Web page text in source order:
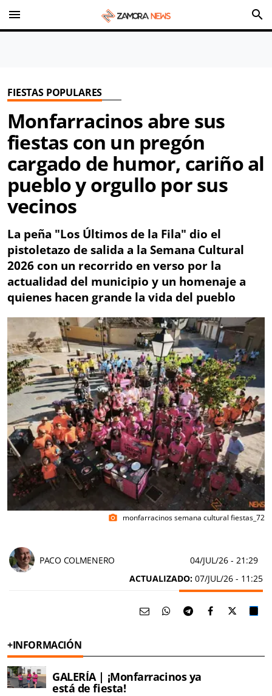
menu search
FIESTAS POPULARES
Monfarracinos abre sus
fiestas con un pregón
cargado de humor, cariño al
pueblo y orgullo por sus
vecinos
La peña "Los Últimos de la Fila" dio el
pistoletazo de salida a la Semana Cultural
2026 con un recorrido en verso por la
actualidad del municipio y un homenaje a
quienes hacen grande la vida del pueblo
photo_camera monfarracinos semana cultural fiestas_72
PACO COLMENERO 04/JUL/26 - 21:29
ACTUALIZADO: 07/JUL/26 - 11:25
+INFORMACIÓN
GALERÍA | ¡Monfarracinos ya
está de fiesta!